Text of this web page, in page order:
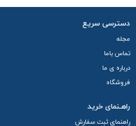
دسترسی سریع
مجله
تماس باما
درباره ی ما
فروشگاه
راهـنمای خرید
راهنمای ثبت سفارش